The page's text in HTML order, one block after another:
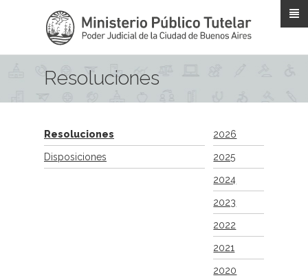
Resoluciones
Resoluciones
Disposiciones
2026
2025
2024
2023
2022
2021
2020